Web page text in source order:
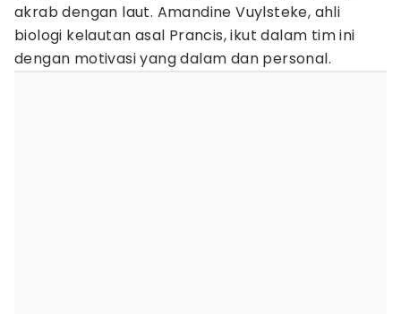
akrab dengan laut. Amandine Vuylsteke, ahli
biologi kelautan asal Prancis, ikut dalam tim ini
dengan motivasi yang dalam dan personal.